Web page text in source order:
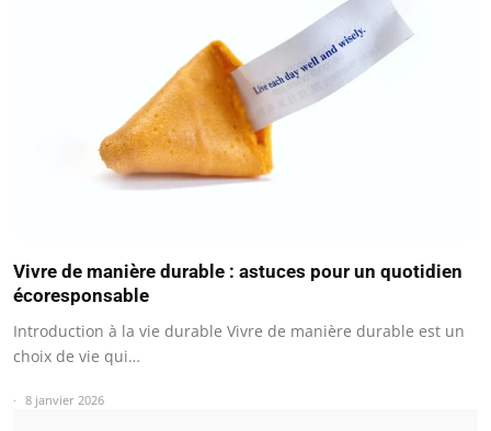
Vivre de manière durable : astuces pour un quotidien
écoresponsable
Introduction à la vie durable Vivre de manière durable est un
choix de vie qui…
8 janvier 2026